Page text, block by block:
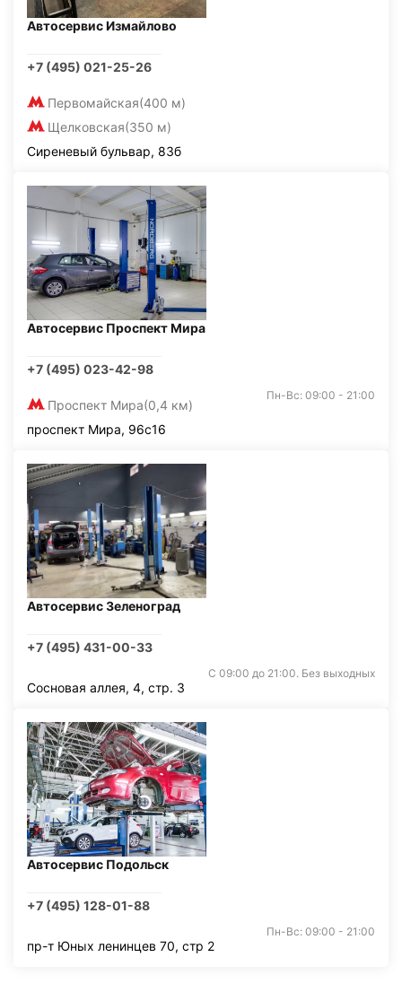
Автосервис Измайлово
+7 (495) 021-25-26
Первомайская(400 м)
Щелковская(350 м)
Сиреневый бульвар, 83б
Автосервис Проспект Мира
+7 (495) 023-42-98
Проспект Мира(0,4 км)
Пн-Вс: 09:00 - 21:00
проспект Мира, 96с16
Автосервис Зеленоград
+7 (495) 431-00-33
С 09:00 до 21:00. Без выходных
Сосновая аллея, 4, стр. 3
Автосервис Подольск
+7 (495) 128-01-88
Пн-Вс: 09:00 - 21:00
пр-т Юных ленинцев 70, стр 2